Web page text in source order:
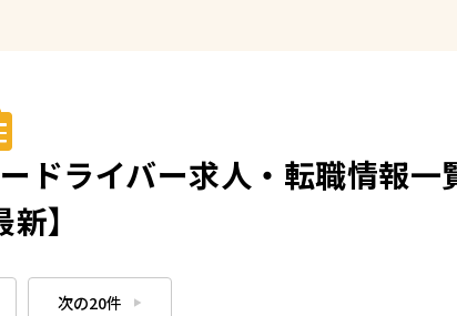
ドライバー求人・転職情報
】
次の20件 ▶︎